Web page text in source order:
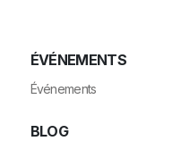
ÉVÉNEMENTS
Événements
BLOG